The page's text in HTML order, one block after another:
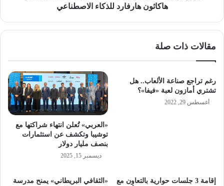
هاكاثون هارفارد للذكاء الاصطناعي
مقالات ذات صلة
رغم تراجع صناعة الألعاب.. هل
تشتري أمازون لعبة «فيفا»؟
أغسطس 29, 2022
«العربي» تُعلن انتهاء شراكتها مع
توشيبا وتكشف عن استثمارات
بنصف مليار دولار
ديسمبر 15, 2025
إقامة 3 جلسات حوارية بالتعاون مع
«الثقافي البريطاني» يمنح مدرسة